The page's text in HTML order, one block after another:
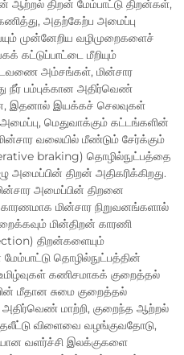
ஆற்றல் திறன் மேம்பாட்டு திறன்கள்,
அதற்கேற்ப அமைப்பு
முன்னேறிய வழிமுறைகளைச்
கட்டுப்பாட்டை மீறியும்
அம்சங்கள், மின்சார
நீர் பம்புக்கான அதிர்வெண்
இதனால் இயக்கச் செலவுகள்
மெதுவாக்கும் கட்டங்களின்
வலையில் மீண்டும் சேர்க்கும்
braking) தொழில்நுட்பத்தை
திறன் அதிகரிக்கிறது.
அமைப்பின் திறனை
மின்சார நிறுவனங்களால்
மின்திறன் காரணி
திறன்களையும்
தொழில்நுட்பத்தின்
கணிசமாகக் குறைத்தல்
மீதான சுமை குறைத்தல்
மாற்றி, குறைந்த ஆற்றல்
விளைவை வழங்குவதோடு,
வளர்ச்சி இலக்குகளை